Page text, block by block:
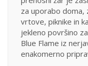
za uporabo
vrtove, piknike in
jekleno površino
Blue Flame iz
enakomerno